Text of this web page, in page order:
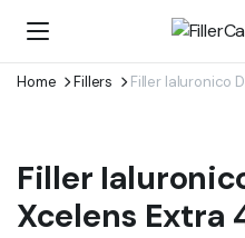
Home Fillers Filler Ialuronico
Filler
Xcelens Extra